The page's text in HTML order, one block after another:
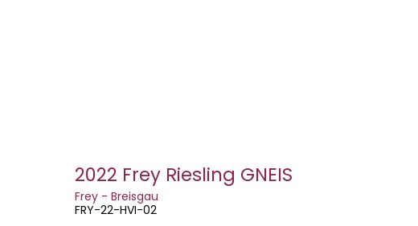
2022 Frey Riesling GNEIS
Frey - Breisgau
FRY-22-HVI-02